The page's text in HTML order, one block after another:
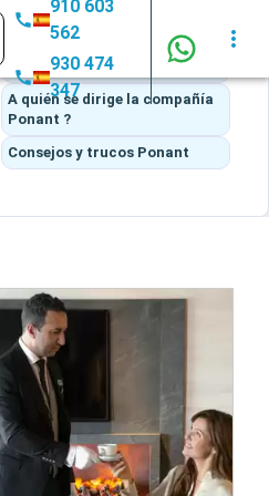
910 603
562
930 474
347
ACCESO RÁPIDO
Lo que piensan los clientes
Ponant
A quién se dirige la compañía
Ponant ?
Consejos y trucos Ponant